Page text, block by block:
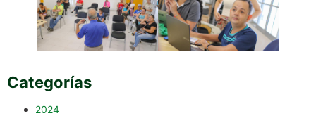
Categorías
2024